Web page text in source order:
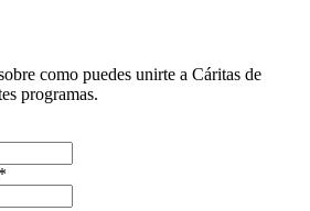
como puedes unirte a Cáritas de
programas.
*